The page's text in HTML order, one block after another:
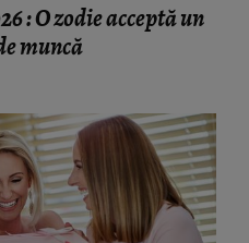
: O zodie acceptă un
muncă